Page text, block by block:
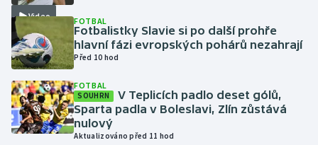
Judo
Krasobruslení
Lyže a snowboard
Video FOTBAL
Fotbalistky Slavie si po další prohře
hlavní fázi evropských pohárů nezahrají
Před 10 hod
FOTBAL
SOUHRN
V Teplicích padlo deset gólů,
Sparta padla v Boleslavi, Zlín zůstává
nulový
Aktualizováno před 11 hod